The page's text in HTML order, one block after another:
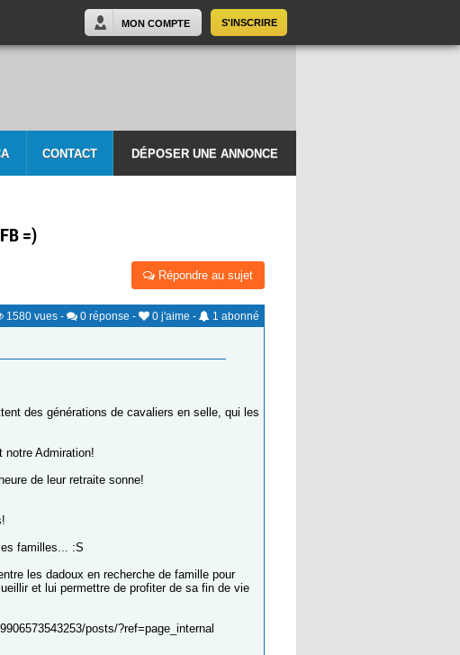
S'INSCRIRE
MON COMPTE
CONTACT DÉPOSER UNE ANNONCE
=)
Répondre au sujet
1580 vues - 0 réponse - 0 j'aime - 1 abonné
des générations de cavaliers en selle, qui les
notre Admiration!
de leur retraite sonne!
familles... :S
les dadoux en recherche de famille pour
et lui permettre de profiter de sa fin de vie
posts/?ref=page_internal